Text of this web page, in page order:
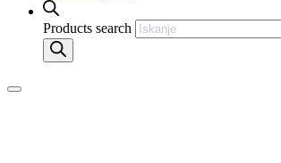
Products search